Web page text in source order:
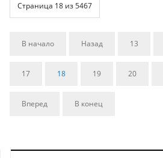
Страница 18 из 5467
В начало Назад 13
17 18 19 20
Вперед В конец